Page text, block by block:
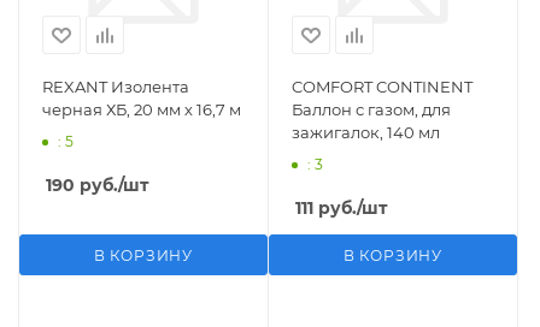
REXANT Изолента
черная ХБ, 20 мм х 16,7 м
: 5
190 руб./шт
В КОРЗИНУ
COMFORT CONTINENT
Баллон с газом, для
зажигалок, 140 мл
: 3
111 руб./шт
В КОРЗИНУ